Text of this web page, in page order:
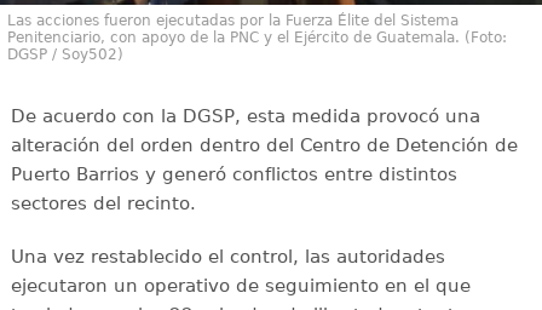
Las acciones fueron ejecutadas por la Fuerza Élite del Sistema
Penitenciario, con apoyo de la PNC y el Ejército de Guatemala. (Foto:
DGSP / Soy502)
De acuerdo con la DGSP, esta medida provocó una
alteración del orden dentro del Centro de Detención de
Puerto Barrios y generó conflictos entre distintos
sectores del recinto.
Una vez restablecido el control, las autoridades
ejecutaron un operativo de seguimiento en el que